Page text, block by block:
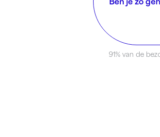
91% van de